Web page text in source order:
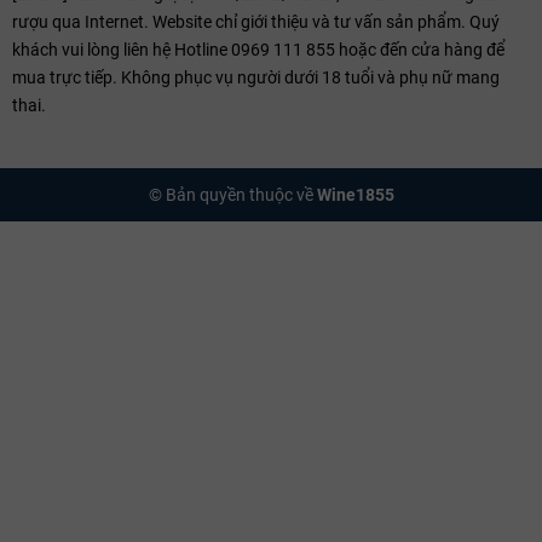
rượu qua Internet. Website chỉ giới thiệu và tư vấn sản phẩm. Quý
khách vui lòng liên hệ Hotline 0969 111 855 hoặc đến cửa hàng để
mua trực tiếp. Không phục vụ người dưới 18 tuổi và phụ nữ mang
thai.
© Bản quyền thuộc vềWine1855